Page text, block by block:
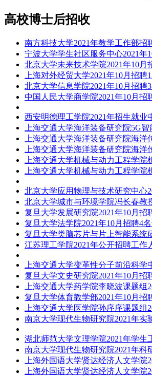
高校博士后招收
南方科技大学2021年教学工作部招
宁波大学学生社区服务中心2021
北京大学未来技术学院2021年10月
上海对外经贸大学2021年10月招
北京大学信息学院2021年10月招聘
中国人民大学商学院2021年10月招
西安明德理工学院2021年招生就业
上海交通大学海洋装备研究院5G
上海交通大学海洋装备研究院海
上海交通大学海洋装备研究院海
上海交通大学机械与动力工程学
上海交通大学机械与动力工程学
北京大学应用物理与技术研究中心
北京大学城市与环境学院冯长春教
复旦大学发展研究院2021年10月招
复旦大学法学院2021年10月招聘4
复旦大学类脑芯片与片上智能系统
江苏理工学院2021年公开招聘工作
上海交通大学变革性分子前沿科
复旦大学文史研究院2021年10月招
上海交通大学药学院李晓波课题组
复旦大学体育教学部2021年10月招
上海交通大学医学院孙序序课题
南京大学现代生物研究院2021年实
湖北师范大学文理学院2021年学
南京大学现代生物研究院2021年科
上海外国语大学贤达经济人文学
上海外国语大学贤达经济人文学院